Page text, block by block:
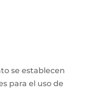
se establecen
para el uso de